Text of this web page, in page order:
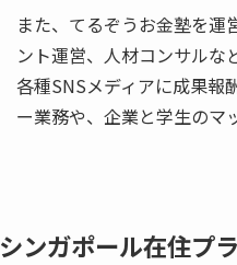
また、てるぞうお金塾を
ント運営、人材コンサル
各種SNSメディアに成果報
ー業務や、企業と学生のマ
シンガポール在住プ